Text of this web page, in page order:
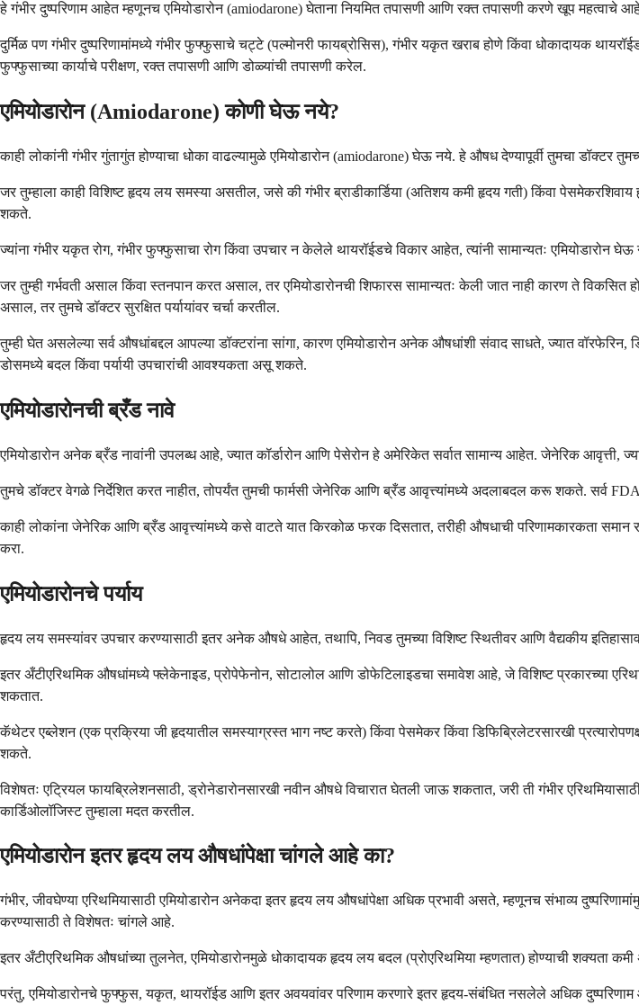
हे गंभीर दुष्परिणाम आहेत म्हणूनच एमियोडारोन (amiodarone) घेताना नियमित तपासणी आणि रक्त तपासणी करणे खूप महत्वाचे
दुर्मिळ पण गंभीर दुष्परिणामांमध्ये गंभीर फुफ्फुसाचे चट्टे (पल्मोनरी फायब्रोसिस), गंभीर यकृत खराब होणे किंवा धोकादायक
फुफ्फुसाच्या कार्याचे परीक्षण, रक्त तपासणी आणि डोळ्यांची तपासणी करेल.
एमियोडारोन (Amiodarone) कोणी घेऊ नये?
काही लोकांनी गंभीर गुंतागुंत होण्याचा धोका वाढल्यामुळे एमियोडारोन (amiodarone) घेऊ नये. हे औषध देण्यापूर्वी तुमचा डॉक्टर
जर तुम्हाला काही विशिष्ट हृदय लय समस्या असतील, जसे की गंभीर ब्राडीकार्डिया (अतिशय कमी हृदय गती) किंवा
शकते.
ज्यांना गंभीर यकृत रोग, गंभीर फुफ्फुसाचा रोग किंवा उपचार न केलेले थायरॉईडचे विकार आहेत, त्यांनी सामान्यतः
जर तुम्ही गर्भवती असाल किंवा स्तनपान करत असाल, तर एमियोडारोनची शिफारस सामान्यतः केली जात नाही कारण ते विकसित
असाल, तर तुमचे डॉक्टर सुरक्षित पर्यायांवर चर्चा करतील.
तुम्ही घेत असलेल्या सर्व औषधांबद्दल आपल्या डॉक्टरांना सांगा, कारण एमियोडारोन अनेक औषधांशी संवाद साधते, ज्यात
डोसमध्ये बदल किंवा पर्यायी उपचारांची आवश्यकता असू शकते.
एमियोडारोनची ब्रँड नावे
एमियोडारोन अनेक ब्रँड नावांनी उपलब्ध आहे, ज्यात कॉर्डारोन आणि पेसेरोन हे अमेरिकेत सर्वात सामान्य आहेत. जेनेरिक आवृत्ती,
तुमचे डॉक्टर वेगळे निर्देशित करत नाहीत, तोपर्यंत तुमची फार्मसी जेनेरिक आणि ब्रँड आवृत्त्यांमध्ये अदलाबदल करू शकते. सर्व
काही लोकांना जेनेरिक आणि ब्रँड आवृत्त्यांमध्ये कसे वाटते यात किरकोळ फरक दिसतात, तरीही औषधाची परिणामकारकता समान
करा.
एमियोडारोनचे पर्याय
हृदय लय समस्यांवर उपचार करण्यासाठी इतर अनेक औषधे आहेत, तथापि, निवड तुमच्या विशिष्ट स्थितीवर आणि वैद्यकीय
इतर अँटीएरिथमिक औषधांमध्ये फ्लेकेनाइड, प्रोपेफेनोन, सोटालोल आणि डोफेटिलाइडचा समावेश आहे, जे विशिष्ट प्रकारच्या
शकतात.
कॅथेटर एब्लेशन (एक प्रक्रिया जी हृदयातील समस्याग्रस्त भाग नष्ट करते) किंवा पेसमेकर किंवा डिफिब्रिलेटरसारखी
शकते.
विशेषतः एट्रियल फायब्रिलेशनसाठी, ड्रोनेडारोनसारखी नवीन औषधे विचारात घेतली जाऊ शकतात, जरी ती गंभीर
कार्डिओलॉजिस्ट तुम्हाला मदत करतील.
एमियोडारोन इतर हृदय लय औषधांपेक्षा चांगले आहे का?
गंभीर, जीवघेण्या एरिथमियासाठी एमियोडारोन अनेकदा इतर हृदय लय औषधांपेक्षा अधिक प्रभावी असते, म्हणूनच संभाव्य
करण्यासाठी ते विशेषतः चांगले आहे.
इतर अँटीएरिथमिक औषधांच्या तुलनेत, एमियोडारोनमुळे धोकादायक हृदय लय बदल (प्रोएरिथमिया म्हणतात) होण्याची शक्यता
परंतु, एमियोडारोनचे फुफ्फुस, यकृत, थायरॉईड आणि इतर अवयवांवर परिणाम करणारे इतर हृदय-संबंधित नसलेले अधिक दुष्परिणाम